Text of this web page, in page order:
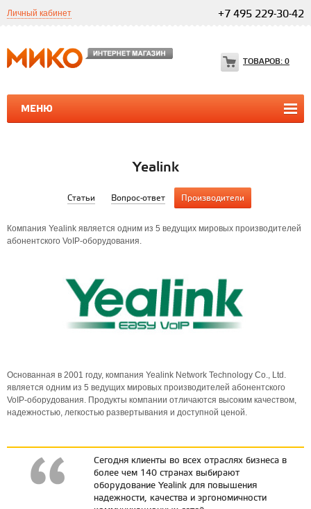
Личный кабинет +7 495 229-30-42
МЕНЮ
ТОВАРОВ: 0
ПРОГРАММЫ 1С 1С
Yealink
Статьи Вопрос-ответ Производители
Компания Yealink является одним из 5 ведущих мировых производителей
абонентского VoIP-оборудования.
Основанная в 2001 году, компания Yealink Network Technology Co., Ltd.
является одним из 5 ведущих мировых производителей абонентского
VoIP-оборудования. Продукты компании отличаются высоким качеством,
надежностью, легкостью развертывания и доступной ценой.
Сегодня клиенты во всех отраслях бизнеса в
более чем 140 странах выбирают
оборудование Yealink для повышения
надежности, качества и эргономичности